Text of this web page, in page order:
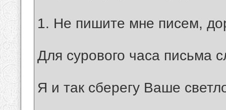
1. Не пишите мне писем,
Для сурового часа письма
Я и так сберегу Ваше